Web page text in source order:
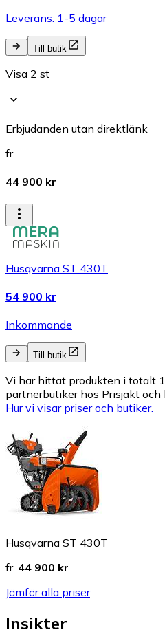
Leverans: 1-5 dagar
Till butik
Visa 2 st
Erbjudanden utan direktlänk
fr.
44 900 kr
Husqvarna ST 430T
54 900 kr
Inkommande
Till butik
Vi har hittat produkten i totalt
partnerbutiker hos Prisjakt
Hur vi visar priser och butiker.
Husqvarna ST 430T
fr. 44 900 kr
Jämför alla priser
Insikter